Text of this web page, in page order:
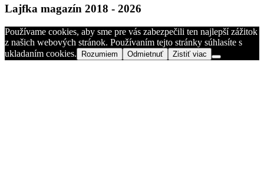
Lajfka magazín 2018 - 2026
Používame cookies, aby sme pre vás zabezpečili ten najlepší zážitok
z našich webových stránok. Používaním tejto stránky súhlasíte s
ukladaním cookies.
Rozumiem Odmietnuť Zistiť viac